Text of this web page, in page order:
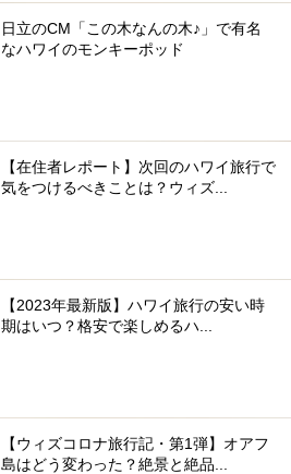
日立のCM「この木なんの木♪」で有名
なハワイのモンキーポッド
【在住者レポート】次回のハワイ旅行で
気をつけるべきことは？ウィズ...
【2023年最新版】ハワイ旅行の安い時
期はいつ？格安で楽しめるハ...
【ウィズコロナ旅行記・第1弾】オアフ
島はどう変わった？絶景と絶品...